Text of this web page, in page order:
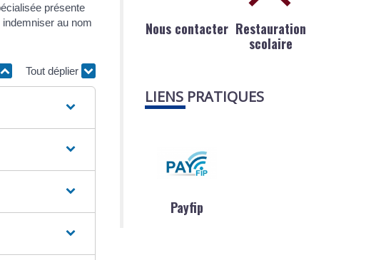
présente
au nom
Tout déplier
Nous contacter Restauration
scolaire
LIENS PRATIQUES
Payfip